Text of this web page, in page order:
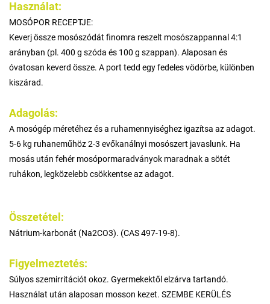
Használat:
MOSÓPOR RECEPTJE:
Keverj össze mosószódát finomra reszelt mosószappannal 4:1
arányban (pl. 400 g szóda és 100 g szappan). Alaposan és
óvatosan keverd össze. A port tedd egy fedeles vödörbe, különben
kiszárad.
Adagolás:
A mosógép méretéhez és a ruhamennyiséghez igazítsa az adagot.
5-6 kg ruhaneműhöz 2-3 evőkanálnyi mosószert javaslunk. Ha
mosás után fehér mosópormaradványok maradnak a sötét
ruhákon, legközelebb csökkentse az adagot.
Összetétel:
Nátrium-karbonát (Na2CO3). (CAS 497-19-8).
Figyelmeztetés:
Súlyos szemirritációt okoz. Gyermekektől elzárva tartandó.
Használat után alaposan mosson kezet. SZEMBE KERÜLÉS